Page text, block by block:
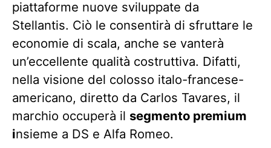
piattaforme nuove sviluppate da
Stellantis. Ciò le consentirà di sfruttare le
economie di scala, anche se vanterà
un’eccellente qualità costruttiva. Difatti,
nella visione del colosso italo-francese-
americano, diretto da Carlos Tavares, il
marchio occuperà il segmento premium
insieme a DS e Alfa Romeo.